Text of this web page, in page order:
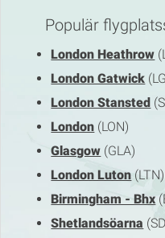
Populär
London Heathrow
London Gatwick
London Stansted
London (LON)
Glasgow (GLA)
London Luton (LTN)
Birmingham - Bhx
Shetlandsöarna